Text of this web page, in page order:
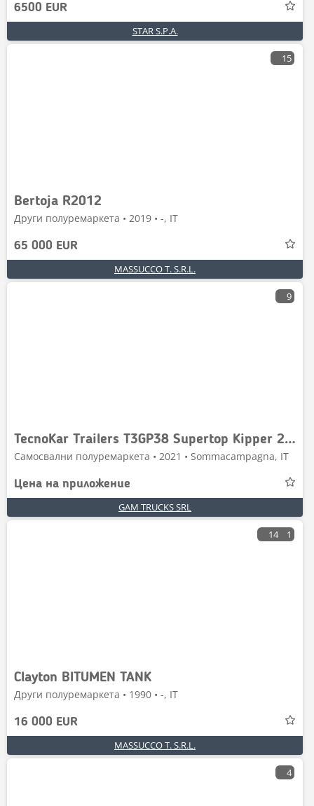
6500 EUR
STAR S.P.A.
15
Bertoja R2012
Други полуремаркета • 2019 • -, IT
65 000 EUR
MASSUCCO T. S.R.L.
9
TecnoKar Trailers T3GP38 Supertop Kipper 26cbm + P
Самосвални полуремаркета • 2021 • Sommacampagna, IT
Цена на приложение
GAM TRUCKS SRL
14 1
Clayton BITUMEN TANK
Други полуремаркета • 1990 • -, IT
16 000 EUR
MASSUCCO T. S.R.L.
4